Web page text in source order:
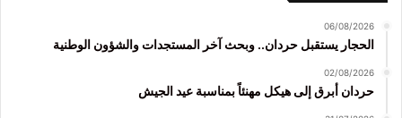
06/08/2026
الحجار يستقبل حردان.. وبحث آخر المستجدات والشؤون الوطنية
02/08/2026
حردان أبرق إلى هيكل مهنئاً بمناسبة عيد الجيش